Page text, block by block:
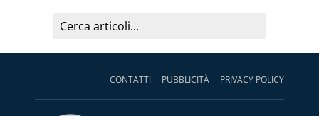
CONTATTI PUBBLICITÀ PRIVACY POLICY